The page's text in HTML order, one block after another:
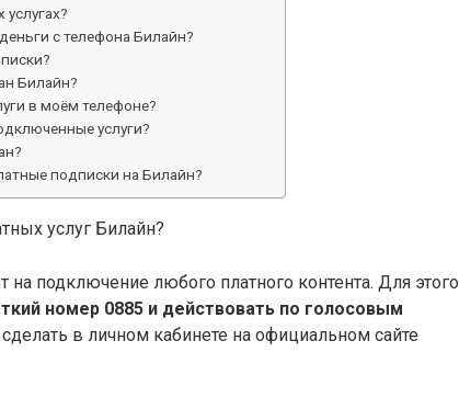
с телефона Билайн?
Билайн?
в моём телефоне?
услуги?
подписки на Билайн?
услуг Билайн?
на подключение любого платного контента. Для этого
номер 0885 и действовать по голосовым
в личном кабинете на официальном сайте